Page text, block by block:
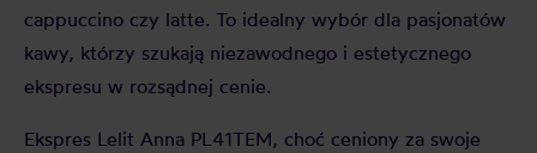
cappuccino czy latte. To idealny wybór dla pasjonatów
kawy, którzy szukają niezawodnego i estetycznego
ekspresu w rozsądnej cenie.
Ekspres Lelit Anna PL41TEM, choć ceniony za swoje